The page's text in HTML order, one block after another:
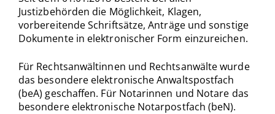
Justizbehörden die Möglichkeit, Klagen,
vorbereitende Schriftsätze, Anträge und sonstige
Dokumente in elektronischer Form einzureichen.
Für Rechtsanwältinnen und Rechtsanwälte wurde
das besondere elektronische Anwaltspostfach
(beA) geschaffen. Für Notarinnen und Notare das
besondere elektronische Notarpostfach (beN).